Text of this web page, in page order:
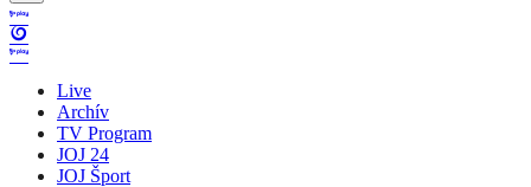
Live
Archív
TV Program
JOJ 24
JOJ Šport